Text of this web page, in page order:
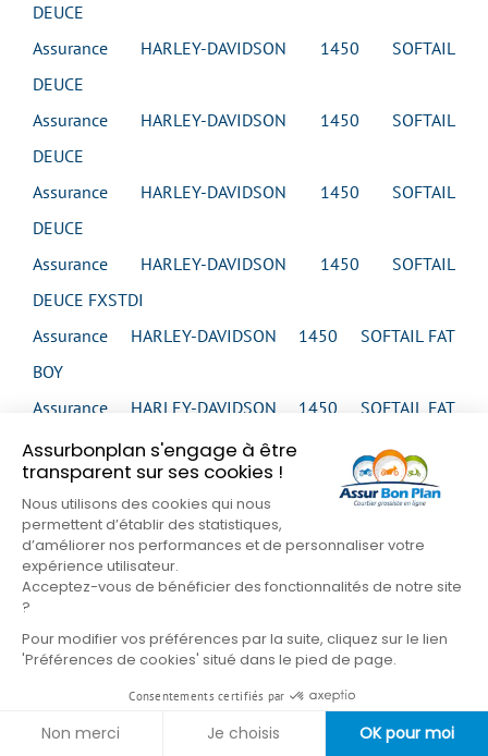
Assurbonplan s'engage à être
transparent sur ses cookies !
Nous utilisons des cookies qui nous
permettent d’établir des statistiques,
d’améliorer nos performances et de personnaliser votre
expérience utilisateur.
Acceptez-vous de bénéficier des fonctionnalités de notre site
?
Pour modifier vos préférences par la suite, cliquez sur le lien
'Préférences de cookies' situé dans le pied de page.
Consentements certifiés par
Non merci Je choisis OK pour moi
DEUCE
Assurance HARLEY-DAVIDSON 1450 SOFTAIL
DEUCE
Assurance HARLEY-DAVIDSON 1450 SOFTAIL
DEUCE
Assurance HARLEY-DAVIDSON 1450 SOFTAIL
DEUCE
Assurance HARLEY-DAVIDSON 1450 SOFTAIL
DEUCE FXSTDI
Assurance HARLEY-DAVIDSON 1450 SOFTAIL FAT
BOY
Assurance HARLEY-DAVIDSON 1450 SOFTAIL FAT
BOY
Assurance HARLEY-DAVIDSON 1450 SOFTAIL FAT
BOY
Assurance HARLEY-DAVIDSON 1450 SOFTAIL FAT
BOY
BOY
Assurance HARLEY-DAVIDSON 1450 SOFTAIL FAT
BOY FLSTFI